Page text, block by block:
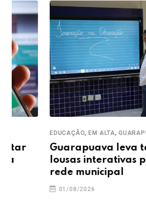
,EM ALTA,GUARAPUAVA
Guarapuava leva tablets e
lousas interativas para a
rede municipal
01/08/2026